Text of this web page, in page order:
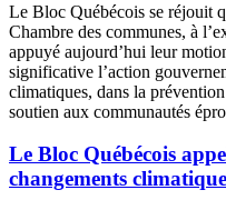
Le Bloc Québécois se réjouit
Chambre des communes, à
appuyé aujourd’hui leur
significative l’action
climatiques, dans la
soutien aux communautés
Le Bloc Québécois
changements